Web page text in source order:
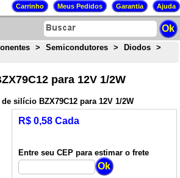
> Semicondutores > Diodos
>
para 12V 1/2W
silício BZX79C12 para 12V 1/2W
R$ 0,58 Cada
Entre seu CEP para estimar o frete